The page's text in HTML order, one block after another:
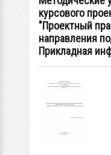
курсового
"Проектный
направления
Прикладная